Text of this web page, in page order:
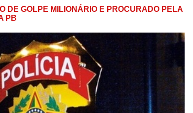
DE GOLPE MILIONÁRIO E PROCURADO PELA
PB